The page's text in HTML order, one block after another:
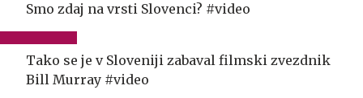
Smo zdaj na vrsti Slovenci? #video
Tako se je v Sloveniji zabaval filmski zvezdnik
Bill Murray #video